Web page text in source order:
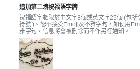
聚
會
及
拍
拖
餐
追加第二塊祝福語字牌
祝福語字數限於中文字8個或英文字25個 (包括
符號 )。恕不接受Emoji及不雅字句，如使用
雅字句，信息將會被刪除而不作另行通知。